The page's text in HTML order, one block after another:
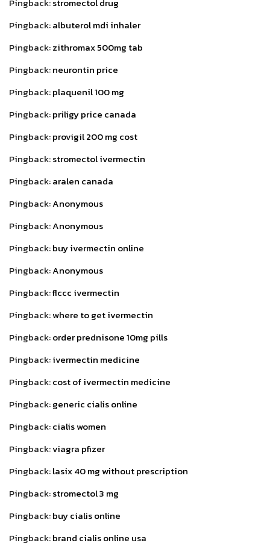
Pingback:albuterol mdi inhaler
Pingback:zithromax 500mg tab
Pingback:neurontin price
Pingback:plaquenil 100 mg
Pingback:priligy price canada
Pingback:provigil 200 mg cost
Pingback:stromectol ivermectin
Pingback:aralen canada
Pingback:Anonymous
Pingback:Anonymous
Pingback:buy ivermectin online
Pingback:Anonymous
Pingback:flccc ivermectin
Pingback:where to get ivermectin
Pingback:order prednisone 10mg pills
Pingback:ivermectin medicine
Pingback:cost of ivermectin medicine
Pingback:generic cialis online
Pingback:cialis women
Pingback:viagra pfizer
Pingback:lasix 40 mg without prescription
Pingback:stromectol 3 mg
Pingback:buy cialis online
Pingback:brand cialis online usa